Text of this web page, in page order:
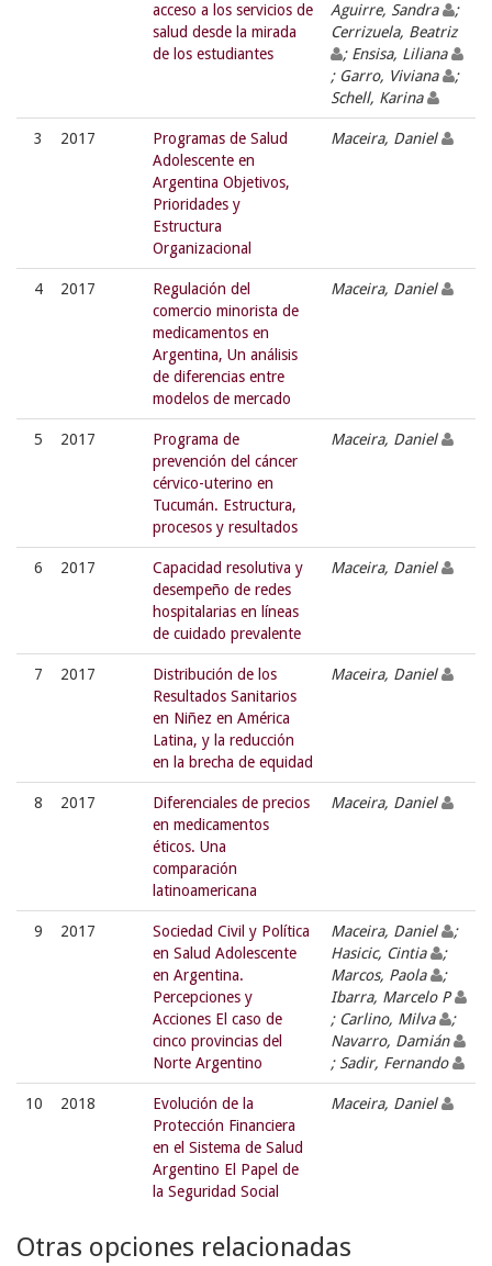
acceso a los servicios de
salud desde la mirada
de los estudiantes
Aguirre, Sandra
;
Cerrizuela, Beatriz
; Ensisa, Liliana
; Garro, Viviana
;
Schell, Karina
3 2017
Programas de Salud
Adolescente en
Argentina Objetivos,
Prioridades y
Estructura
Organizacional
Maceira, Daniel
4 2017
Regulación del
comercio minorista de
medicamentos en
Argentina, Un análisis
de diferencias entre
modelos de mercado
Maceira, Daniel
5 2017
Programa de
prevención del cáncer
cérvico-uterino en
Tucumán. Estructura,
procesos y resultados
Maceira, Daniel
6 2017
Capacidad resolutiva y
desempeño de redes
hospitalarias en líneas
de cuidado prevalente
Maceira, Daniel
7 2017
Distribución de los
Resultados Sanitarios
en Niñez en América
Latina, y la reducción
en la brecha de equidad
Maceira, Daniel
8 2017
Diferenciales de precios
en medicamentos
éticos. Una
comparación
latinoamericana
Maceira, Daniel
9 2017
Sociedad Civil y Política
en Salud Adolescente
en Argentina.
Percepciones y
Acciones El caso de
cinco provincias del
Norte Argentino
Maceira, Daniel
;
Hasicic, Cintia
;
Marcos, Paola
;
Ibarra, Marcelo P
; Carlino, Milva
;
Navarro, Damián
; Sadir, Fernando
10 2018
Evolución de la
Protección Financiera
en el Sistema de Salud
Argentino El Papel de
la Seguridad Social
Maceira, Daniel
Otras opciones relacionadas